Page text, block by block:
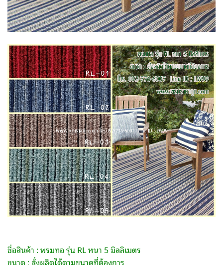
ชื่อสินค้า : พรมทอ รุ่น RL หนา 5 มิลลิเมตร
ขนาด : สั่งผลิตได้ตามขนาดที่ต้องการ